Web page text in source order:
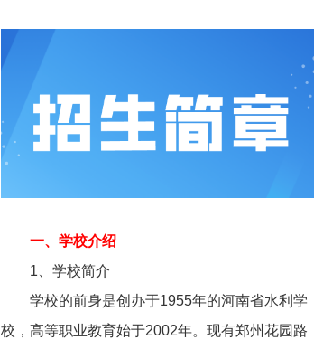
一、学校介绍
1、学校简介
学校的前身是创办于1955年的河南省水利学
校，高等职业教育始于2002年。现有郑州花园路